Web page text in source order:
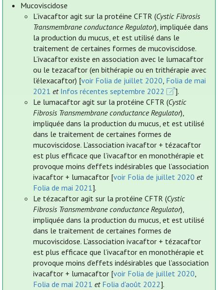
Mucoviscidose
L’ivacaftor agit sur la protéine CFTR (Cystic Fibrosis
Transmembrane conductance Regulator), impliquée dans
la production du mucus, et est utilisé dans le
traitement de certaines formes de mucoviscidose.
L’ivacaftor existe en association avec le lumacaftor
ou le tezacaftor (en bithérapie ou en trithérapie avec
l’élexacaftor) [voir Folia de juillet 2020, Folia de mai
2021 et Infos récentes septembre 2022
].
Le lumacaftor agit sur la protéine CFTR (Cystic
Fibrosis Transmembrane conductance Regulator),
impliquée dans la production du mucus, et est utilisé
dans le traitement de certaines formes de
mucoviscidose. L’association ivacaftor + tézacaftor
est plus efficace que l’ivacaftor en monothérapie et
provoque moins d’effets indésirables que l’association
ivacaftor + lumacaftor [voir Folia de juillet 2020 et
Folia de mai 2021].
Le tézacaftor agit sur la protéine CFTR (Cystic
Fibrosis Transmembrane conductance Regulator),
impliquée dans la production du mucus, et est utilisé
dans le traitement de certaines formes de
mucoviscidose. L’association ivacaftor + tézacaftor
est plus efficace que l’ivacaftor en monothérapie et
provoque moins d’effets indésirables que l’association
ivacaftor + lumacaftor [voir Folia de juillet 2020,
Folia de mai 2021 et Folia d'août 2022].